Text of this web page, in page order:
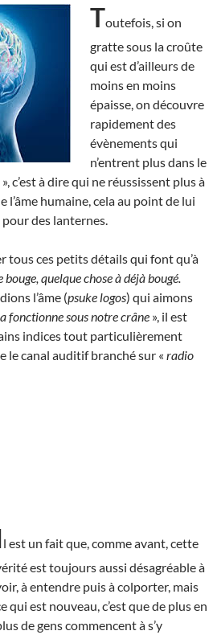
Toutefois, si on
gratte sous la croûte
qui est d’ailleurs de
moins en moins
épaisse, on découvre
rapidement des
évènements qui
n’entrent plus dans le
», c’est à dire qui ne réussissent plus à
l’âme humaine, cela au point de lui
des lanternes.
tous ces petits détails qui font qu’à
bouge, quelque chose à déjà bougé.
l’âme (psuke logos) qui aimons
fonctionne sous notre crâne », il est
indices tout particulièrement
le canal auditif branché sur « radio
l est un fait que, comme avant, cette
est toujours aussi désagréable à
à entendre puis à colporter, mais
qui est nouveau, c’est que de plus en
de gens commencent à s’y